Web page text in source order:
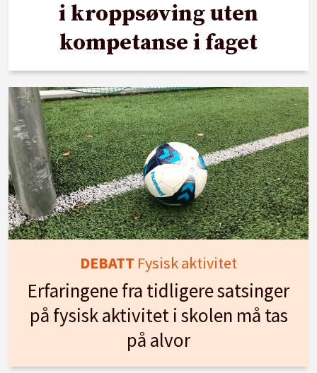
i kroppsøving uten
kompetanse i faget
DEBATT Fysisk aktivitet
Erfaringene fra tidligere satsinger
på fysisk aktivitet i skolen må tas
på alvor